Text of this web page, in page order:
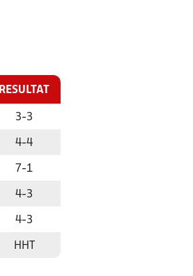
RESULTAT
3-3
4-4
7 -1
4-3
4-3
HHT